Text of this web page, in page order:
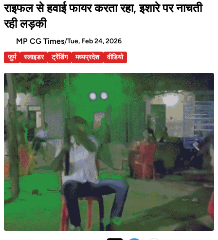
राइफल से हवाई फायर करता रहा, इशारे पर नाचती
रही लड़की
MP CG Times/Tue, Feb 24, 2026
जुर्म
स्लाइडर ट्रेंडिंग मध्यप्रदेश वीडियो